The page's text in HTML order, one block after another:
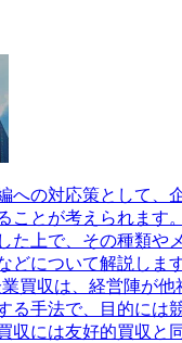
への対応策として、
ことが考えられます
た上で、その種類や
どについて解説しま
買収は、経営陣が他
る手法で、目的には
収には友好的買収と